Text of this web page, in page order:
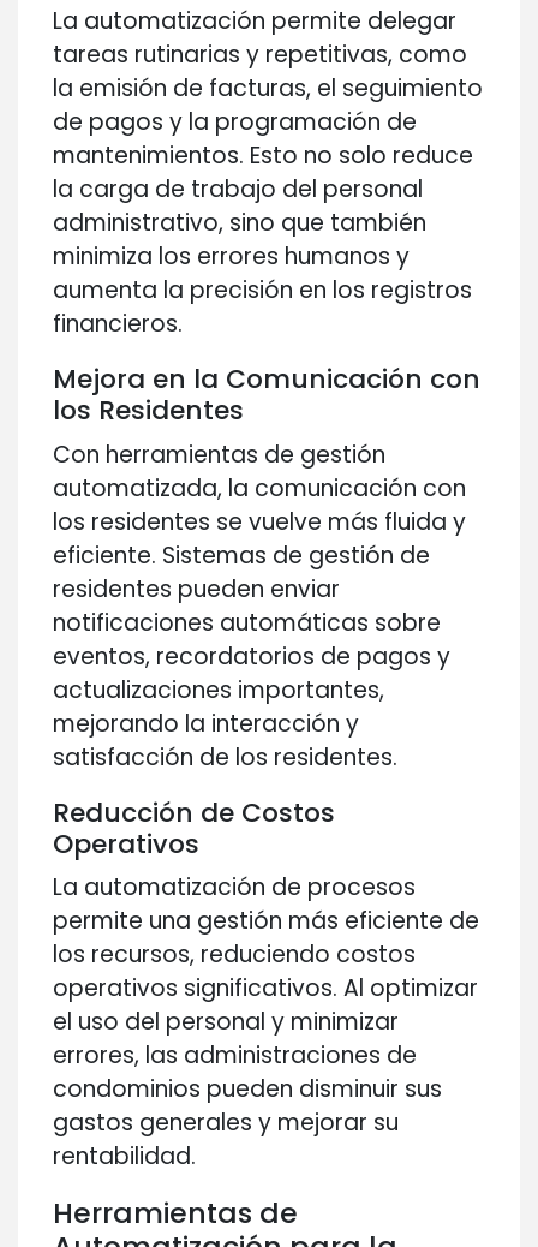
La automatización permite delegar
tareas rutinarias y repetitivas, como
la emisión de facturas, el seguimiento
de pagos y la programación de
mantenimientos. Esto no solo reduce
la carga de trabajo del personal
administrativo, sino que también
minimiza los errores humanos y
aumenta la precisión en los registros
financieros.
Mejora en la Comunicación con
los Residentes
Con herramientas de gestión
automatizada, la comunicación con
los residentes se vuelve más fluida y
eficiente. Sistemas de gestión de
residentes pueden enviar
notificaciones automáticas sobre
eventos, recordatorios de pagos y
actualizaciones importantes,
mejorando la interacción y
satisfacción de los residentes.
Reducción de Costos
Operativos
La automatización de procesos
permite una gestión más eficiente de
los recursos, reduciendo costos
operativos significativos. Al optimizar
el uso del personal y minimizar
errores, las administraciones de
condominios pueden disminuir sus
gastos generales y mejorar su
rentabilidad.
Herramientas de